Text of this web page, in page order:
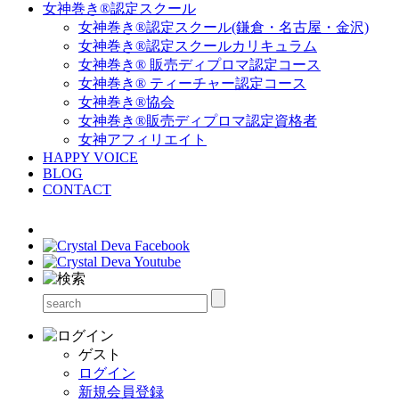
女神巻き®認定スクール
女神巻き®認定スクール(鎌倉・名古屋・金沢)
女神巻き®認定スクールカリキュラム
女神巻き® 販売ディプロマ認定コース
女神巻き® ティーチャー認定コース
女神巻き®協会
女神巻き®販売ディプロマ認定資格者
女神アフィリエイト
HAPPY VOICE
BLOG
CONTACT
ゲスト
ログイン
新規会員登録